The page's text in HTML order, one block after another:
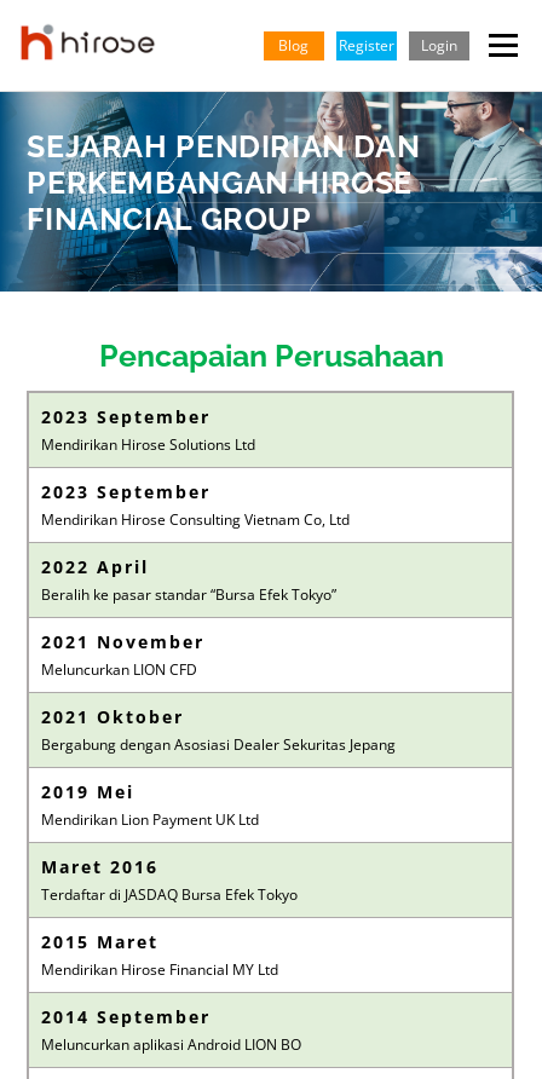
content
Blog Register Login Menu
TRADING MARKETS INSIGHTS & LEARNING
PARTNERSHIP HELP CENTER COMPANY INDONESIA
Vietnamese
SEJARAH PENDIRIAN DAN
PERKEMBANGAN HIROSE
FINANCIAL GROUP
Pencapaian Perusahaan
2023 September
Mendirikan Hirose Solutions Ltd
2023 September
Mendirikan Hirose Consulting Vietnam Co, Ltd
2022 April
Beralih ke pasar standar “Bursa Efek Tokyo”
2021 November
Meluncurkan LION CFD
2021 Oktober
Bergabung dengan Asosiasi Dealer Sekuritas Jepang
2019 Mei
Mendirikan Lion Payment UK Ltd
Maret 2016
Terdaftar di JASDAQ Bursa Efek Tokyo
2015 Maret
Mendirikan Hirose Financial MY Ltd
2014 September
Meluncurkan aplikasi Android LION BO